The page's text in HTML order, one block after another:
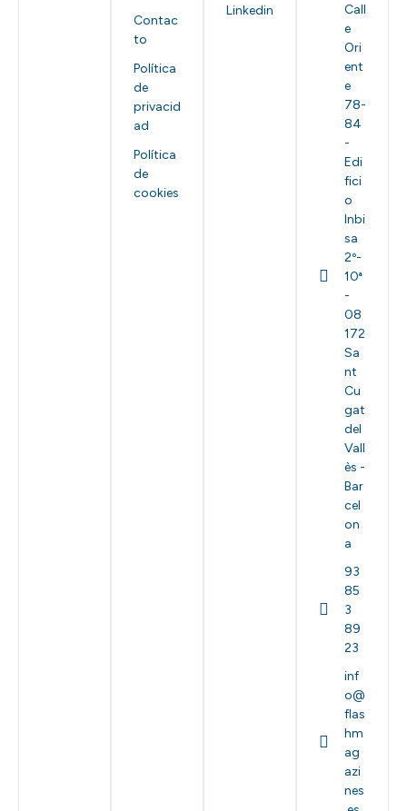
Contac
to
Política
de
privacid
ad
Política
de
cookies
Linkedin
Call
e
Ori
ent
e
78-
84
-
Edi
fici
o
Inbi
sa
2º-
10ª
-
08
172
Sa
nt
Cu
gat
del
Vall
ès -
Bar
cel
on
a
93
85
3
89
23
inf
o@
flas
hm
ag
azi
nes